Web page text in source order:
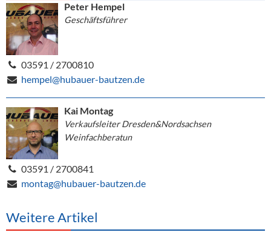
Peter Hempel
Geschäftsführer
03591 / 2700810
hempel@hubauer-bautzen.de
Kai Montag
Verkaufsleiter Dresden&Nordsachsen
Weinfachberatun
03591 / 2700841
montag@hubauer-bautzen.de
Weitere Artikel